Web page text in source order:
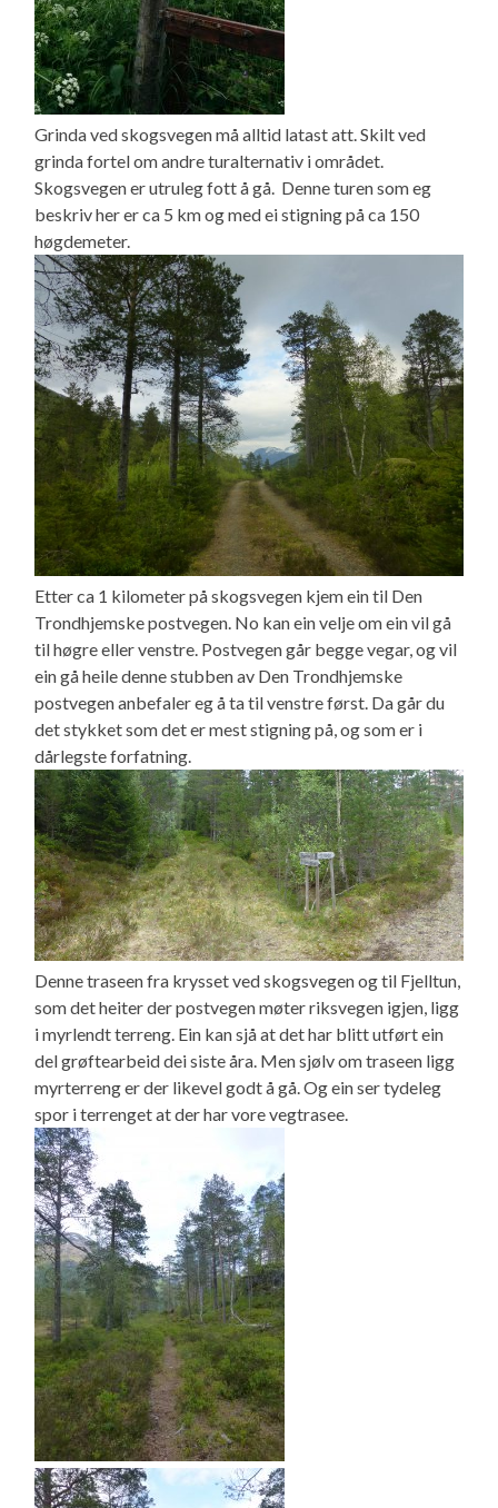
Grinda ved skogsvegen må alltid latast att. Skilt ved
grinda fortel om andre turalternativ i området.
Skogsvegen er utruleg fott å gå. Denne turen som eg
beskriv her er ca 5 km og med ei stigning på ca 150
høgdemeter.
Etter ca 1 kilometer på skogsvegen kjem ein til Den
Trondhjemske postvegen. No kan ein velje om ein vil gå
til høgre eller venstre. Postvegen går begge vegar, og vil
ein gå heile denne stubben av Den Trondhjemske
postvegen anbefaler eg å ta til venstre først. Da går du
det stykket som det er mest stigning på, og som er i
dårlegste forfatning.
Denne traseen fra krysset ved skogsvegen og til Fjelltun,
som det heiter der postvegen møter riksvegen igjen, ligg
i myrlendt terreng. Ein kan sjå at det har blitt utført ein
del grøftearbeid dei siste åra. Men sjølv om traseen ligg
myrterreng er der likevel godt å gå. Og ein ser tydeleg
spor i terrenget at der har vore vegtrasee.